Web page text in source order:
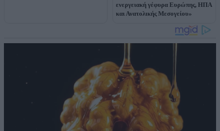
ενεργειακή γέφυρα Ευρώπης, ΗΠΑ
και Ανατολικής Μεσογείου»